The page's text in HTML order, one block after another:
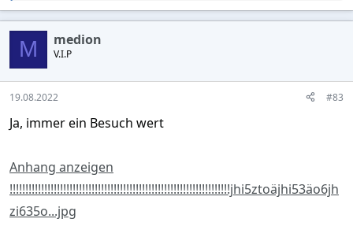
c
t
o
n
s
:
M medion
V.I.P
19.08.2022 #83
Ja, immer ein Besuch wert
Anhang anzeigen
!!!!!!!!!!!!!!!!!!!!!!!!!!!!!!!!!!!!!!!!!!!!!!!!!!!!!!!!!!!!!!!!!!!!!!jhi5ztoäjhi53äo6jh
zi635o...jpg